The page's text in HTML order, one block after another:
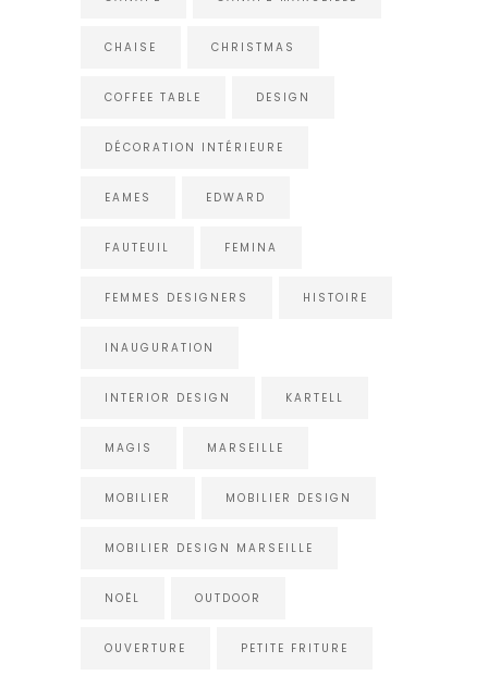
CHAISE CHRISTMAS
COFFEE TABLE DESIGN
DÉCORATION INTÉRIEURE
EAMES EDWARD
FAUTEUIL FEMINA
FEMMES DESIGNERS HISTOIRE
INAUGURATION
INTERIOR DESIGN KARTELL
MAGIS MARSEILLE
MOBILIER MOBILIER DESIGN
MOBILIER DESIGN MARSEILLE
NOËL OUTDOOR
OUVERTURE PETITE FRITURE